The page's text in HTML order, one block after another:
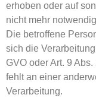
erhoben oder auf
nicht mehr
Die betroffene
sich die
GVO oder Art. 9
fehlt an einer
Verarbeitung.